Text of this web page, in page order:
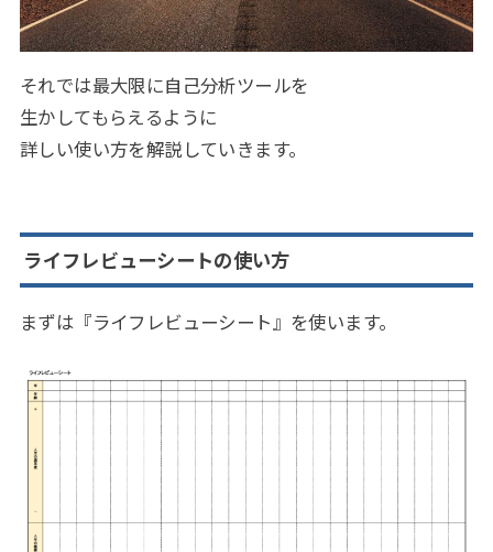
それでは最大限に自己分析ツールを
生かしてもらえるように
詳しい使い方を解説していきます。
ライフレビューシートの使い方
まずは『ライフレビューシート』を使います。